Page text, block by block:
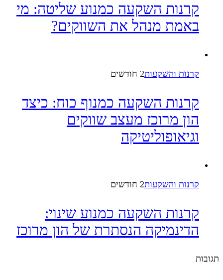
קרנות השקעה כמנוע שליטה: מי
באמת מנהל את השווקים?
קרנות והשקעות2 חודשים
קרנות השקעה כמנוף כוח: כיצד
הון מרוכז מעצב שווקים
וגיאופוליטיקה
קרנות והשקעות2 חודשים
קרנות השקעה כמנוע שינוי:
הדינמיקה הנסתרת של הון מרוכז
תגובות